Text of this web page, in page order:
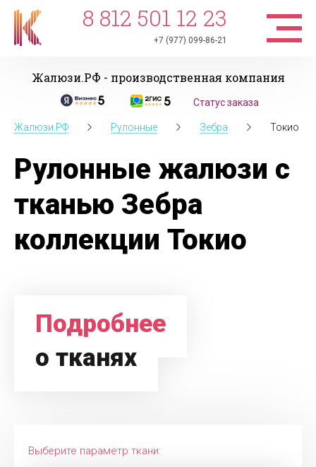
8 812 501 12 23
+7 (977) 099-86-21
Жалюзи.РФ - производственная компания
Статус заказа
Жалюзи.РФ Рулонные Зебра Токио
Рулонные жалюзи с
тканью Зебра
коллекции Токио
Подробнее
о тканях
Выберите параметр ткани: